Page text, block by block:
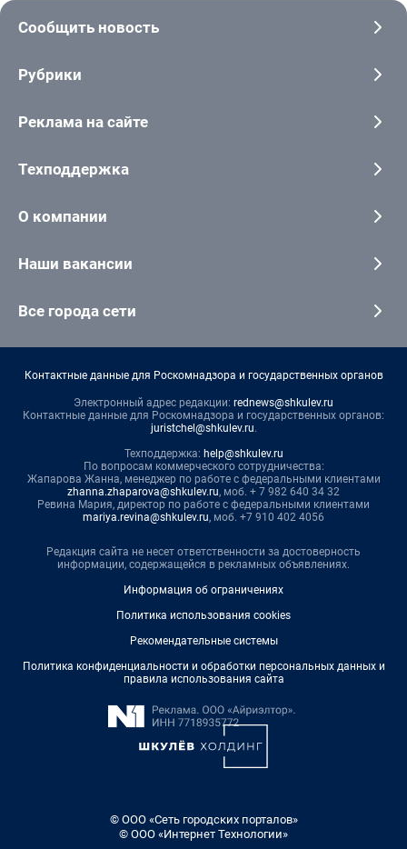
Сообщить новость
Рубрики
Реклама на сайте
Техподдержка
О компании
Наши вакансии
Все города сети
Контактные данные для Роскомнадзора и государственных органов
Электронный адрес редакции: rednews@shkulev.ru
Контактные данные для Роскомнадзора и государственных органов:
juristchel@shkulev.ru.
Техподдержка: help@shkulev.ru
По вопросам коммерческого сотрудничества:
Жапарова Жанна, менеджер по работе с федеральными клиентами
zhanna.zhaparova@shkulev.ru, моб. + 7 982 640 34 32
Ревина Мария, директор по работе с федеральными клиентами
mariya.revina@shkulev.ru, моб. +7 910 402 4056
Редакция сайта не несет ответственности за достоверность
информации, содержащейся в рекламных объявлениях.
Информация об ограничениях
Политика использования cookies
Рекомендательные системы
Политика конфиденциальности и обработки персональных данных и
правила использования сайта
© ООО «Сеть городских порталов»
© ООО «Интернет Технологии»